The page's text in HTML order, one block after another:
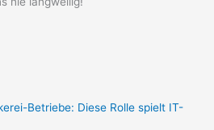
Betriebe: Diese Rolle spielt IT-